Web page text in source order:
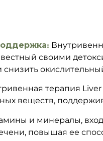
своими
терапия
веществ,
и минералы,
повышая ее